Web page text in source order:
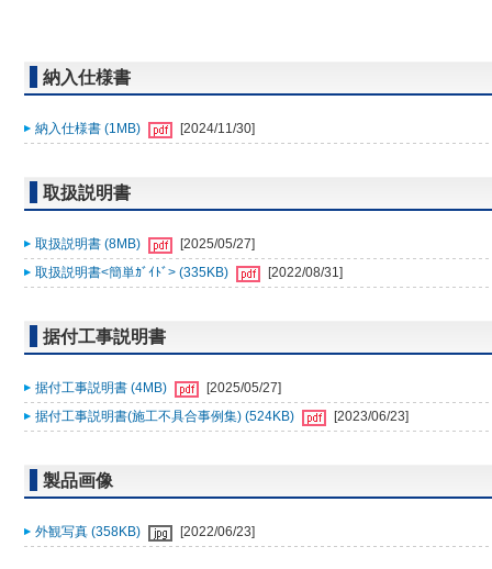
納入仕様書
納入仕様書 (1MB) [2024/11/30]
取扱説明書
取扱説明書 (8MB)
[2025/05/27]
取扱説明書<簡単ｶﾞｲﾄﾞ> (335KB)
[2022/08/31]
据付工事説明書
据付工事説明書 (4MB)
[2025/05/27]
据付工事説明書(施工不具合事例集) (524KB)
[2023/06/23]
製品画像
外観写真 (358KB) [2022/06/23]